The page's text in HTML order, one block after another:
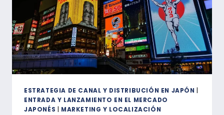
«IMPORTADOR
REGISTRADO»
EN
JAPÓN
ESTRATEGIA DE CANAL Y DISTRIBUCIÓN EN JAPÓN
ENTRADA Y LANZAMIENTO EN EL MERCADO
JAPONÉS
MARKETING Y LOCALIZACIÓN